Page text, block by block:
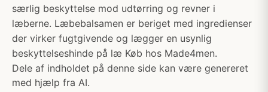
særlig beskyttelse mod udtørring og revner i
læberne. Læbebalsamen er beriget med ingredienser
der virker fugtgivende og lægger en usynlig
beskyttelseshinde på læ Køb hos Made4men.
Dele af indholdet på denne side kan være genereret
med hjælp fra AI.